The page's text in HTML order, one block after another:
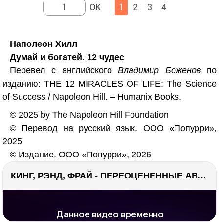
1 2 3 4
Наполеон Хилл
Думай и богатей. 12 чудес
Перевел с английскогоВладимир Боженовпо
изданию: THE 12 MIRACLES OF LIFE: The Science
of Success / Napoleon Hill. – Humanix Books.
© 2025 by The Napoleon Hill Foundation
© Перевод на русский язык. ООО «Попурри»,
2025
© Издание. ООО «Попурри», 2026
КИНГ, РЭНД, ФРАЙ - ПЕРЕОЦЕНЕННЫЕ АВТОРЫ? ¯\_(ツ)_/¯